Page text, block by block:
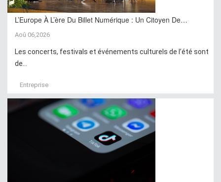
L’Europe À L’ère Du Billet Numérique : Un Citoyen De…
Aoû 06,2026
Les concerts, festivals et événements culturels de l’été sont
de...
Entreprise